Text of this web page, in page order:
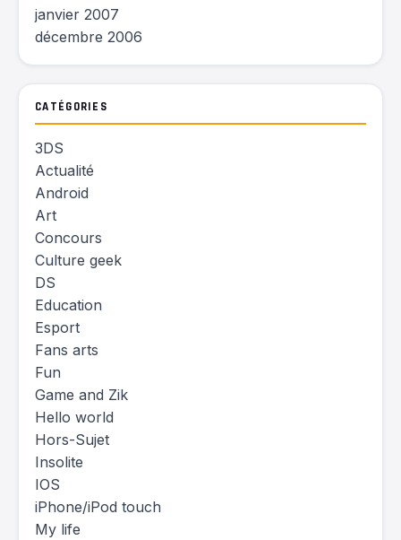
janvier 2007
décembre 2006
CATÉGORIES
3DS
Actualité
Android
Art
Concours
Culture geek
DS
Education
Esport
Fans arts
Fun
Game and Zik
Hello world
Hors-Sujet
Insolite
IOS
iPhone/iPod touch
My life